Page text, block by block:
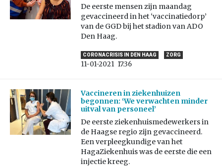
De eerste mensen zijn maandag
gevaccineerd in het ‘vaccinatiedorp’
van de GGD bij het stadion van ADO
Den Haag.
CORONACRISIS IN DEN HAAG ZORG
11-01-2021 17:36
Vaccineren in ziekenhuizen
begonnen: ‘We verwachten minder
uitval van personeel’
De eerste ziekenhuismedewerkers in
de Haagse regio zijn gevaccineerd.
Een verpleegkundige van het
HagaZiekenhuis was de eerste die een
injectie kreeg.